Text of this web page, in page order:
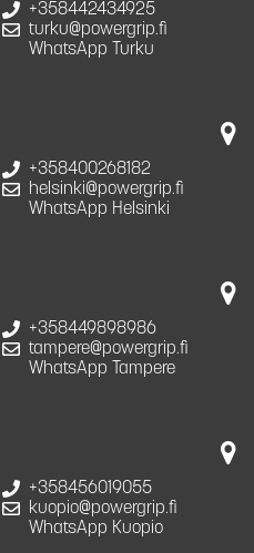
+358442434925
turku@powergrip.fi
WhatsApp Turku
+358400268182
helsinki@powergrip.fi
WhatsApp Helsinki
+358449898986
tampere@powergrip.fi
WhatsApp Tampere
+358456019055
kuopio@powergrip.fi
WhatsApp Kuopio